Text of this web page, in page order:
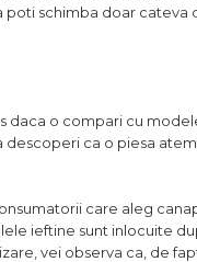
schimba doar cateva
daca o compari cu
ca o piesa
care aleg
ieftine sunt inlocuite
vei observa ca, de